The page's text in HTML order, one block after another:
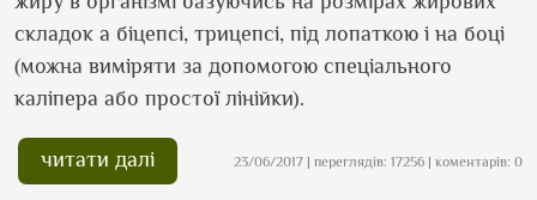
складок а біцепсі, трицепсі, під лопаткою і на боці
(можна виміряти за допомогою спеціального
каліпера або простої лінійки).
читати далі 23/06/2017 | переглядів: 17256 | коментарів: 0